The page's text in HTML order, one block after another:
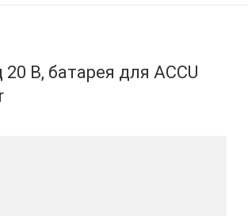
В, батарея для ACCU